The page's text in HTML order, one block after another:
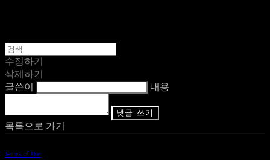
수정하기
삭제하기
글쓴이
내용
댓글 쓰기
목록으로 가기
Terms of Use